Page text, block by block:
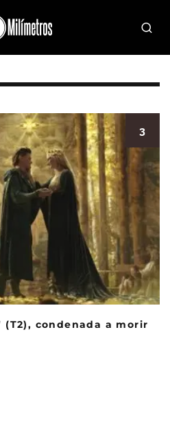
3
(T2), condenada a morir